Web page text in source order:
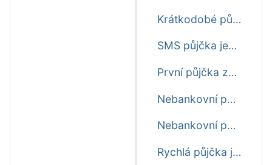
Krátkodobé půjčky ještě dnes
SMS půjčka ještě dnes
První půjčka zdarma ještě dnes
Nebankovní půjčka ihned ještě dnes
Nebankovní půjčka ještě dnes
Rychlá půjčka ještě dnes